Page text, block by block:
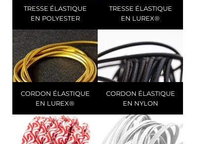
TRESSE ÉLASTIQUE
EN POLYESTER
TRESSE ÉLASTIQUE
EN LUREX®
CORDON ÉLASTIQUE
EN LUREX®
CORDON ÉLASTIQUE
EN NYLON